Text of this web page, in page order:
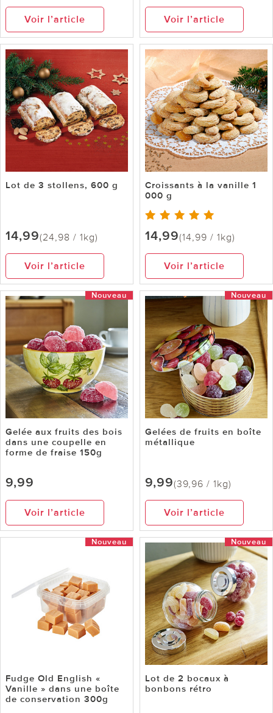
Voir l’article Voir l’article
Lot de 3 stollens, 600 g
14,99(24,98 / 1kg)
Voir l’article
Croissants à la vanille 1
000 g
14,99(14,99 / 1kg)
Voir l’article
Nouveau
Gelée aux fruits des bois
dans une coupelle en
forme de fraise 150g
9,99
Voir l’article
Nouveau
Gelées de fruits en boîte
métallique
9,99(39,96 / 1kg)
Voir l’article
Nouveau
Fudge Old English «
Vanille » dans une boîte
de conservation 300g
Nouveau
Lot de 2 bocaux à
bonbons rétro